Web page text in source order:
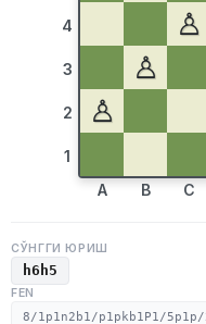
4
3
2
1
♙
♙
♙
A B C
СЎНГГИ ЮРИШ
h6h5
FEN
8/1p1n2b1/p1pkb1P1/